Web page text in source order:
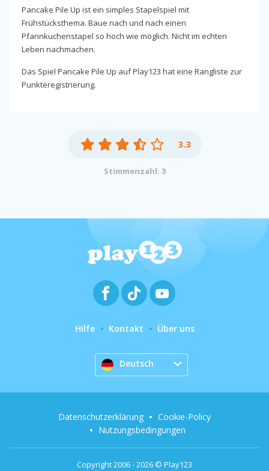
Pancake Pile Up ist ein simples Stapelspiel mit
Frühstücksthema. Baue nach und nach einen
Pfannkuchenstapel so hoch wie möglich. Nicht im echten
Leben nachmachen.
Das Spiel Pancake Pile Up auf Play123 hat eine Rangliste zur
Punkteregistrierung.
3.3
Stimmenzahl: 3
Hilfe Kontakt Über uns
Deutsch
Copyright 2006 - 2026 © Play123
Datenschutzerklärung
Cookie-Policy
Nutzungsbedingungen